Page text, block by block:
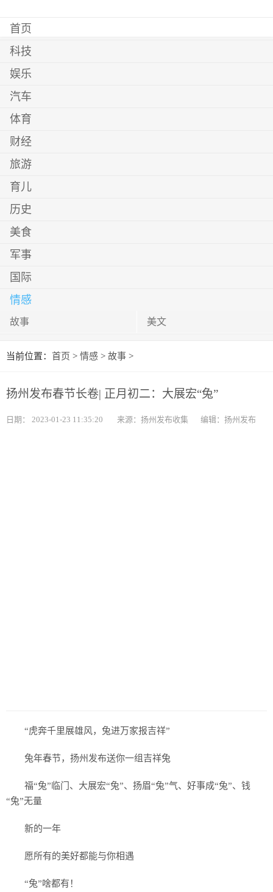
首页
科技
娱乐
汽车
体育
财经
旅游
育儿
历史
美食
军事
国际
情感
故事 美文
当前位置： 首页 > 情感 > 故事 >
扬州发布春节长卷| 正月初二：大展宏“兔”
日期： 2023-01-23 11:35:20 来源：扬州发布收集 编辑：扬州发布
“虎奔千里展雄风，兔进万家报吉祥”
兔年春节，扬州发布送你一组吉祥兔
福“兔”临门、大展宏“兔”、扬眉“兔”气、好事成“兔”、钱
“兔”无量
新的一年
愿所有的美好都能与你相遇
“兔”啥都有！